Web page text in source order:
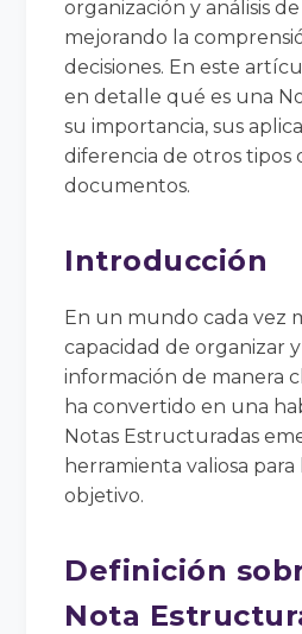
organización y análisis
mejorando la
decisiones. En este
en detalle qué es una
su importancia, sus
diferencia de otros tipos
documentos.
Introducción
En un mundo cada vez
capacidad de organizar
información de manera
ha convertido en una
Notas Estructuradas
herramienta valiosa
objetivo.
Definición
Nota